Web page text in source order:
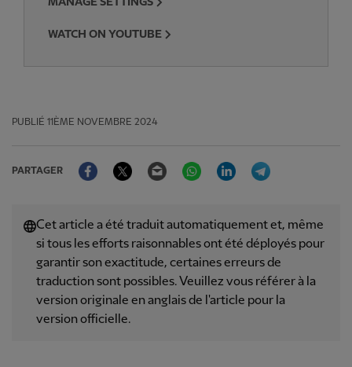
WATCH ON YOUTUBE
PUBLIÉ 11ÈME NOVEMBRE 2024
PARTAGER
FacebookTwitter Email WhatsAppLinkedIn
Cet article a été traduit automatiquement et, même
si tous les efforts raisonnables ont été déployés pour
garantir son exactitude, certaines erreurs de
traduction sont possibles. Veuillez vous référer à la
version originale en anglais de l'article pour la
version officielle.